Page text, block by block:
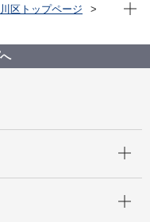
区トップページ
おうこうえん）
現在